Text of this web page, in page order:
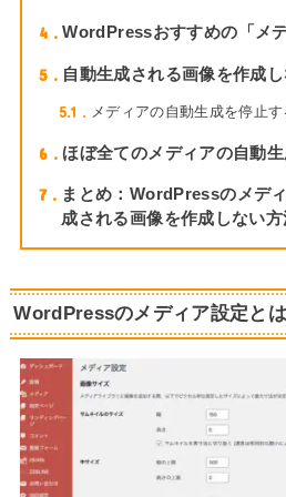
4 WordPressおすすめの「メ
5 自動生成される画像を作成
5.1 メディアの自動生成を停止
6 ほぼ全てのメディアの自動
7
まとめ：WordPressのメデ
成される画像を作成しない方
WordPressのメディア設定と